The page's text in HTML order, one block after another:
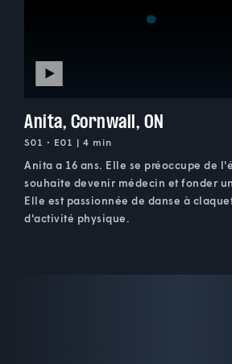
Anita, Cornwall, ON
S01 • E01 | 4 min
Anita a 16 ans. Elle se préoccupe de
souhaite devenir médecin et fonder
Elle est passionnée de danse à
d'activité physique.